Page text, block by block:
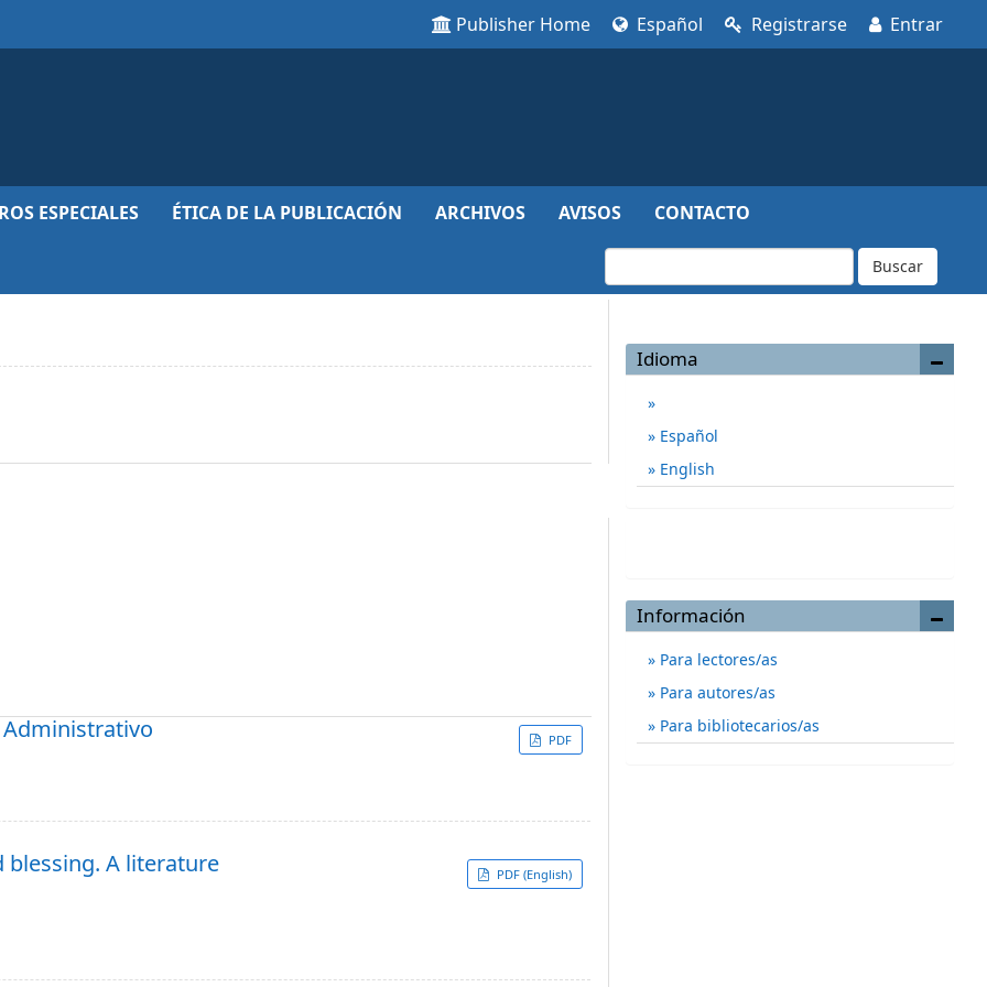
Publisher Home Español Registrarse Entrar
ESPECIALES ÉTICA DE LA PUBLICACIÓN ARCHIVOS AVISOS CONTACTO
Buscar
PDF
blessing. A literature
PDF (English)
Idioma
Español
English
Información
Para lectores/as
Para autores/as
Para bibliotecarios/as